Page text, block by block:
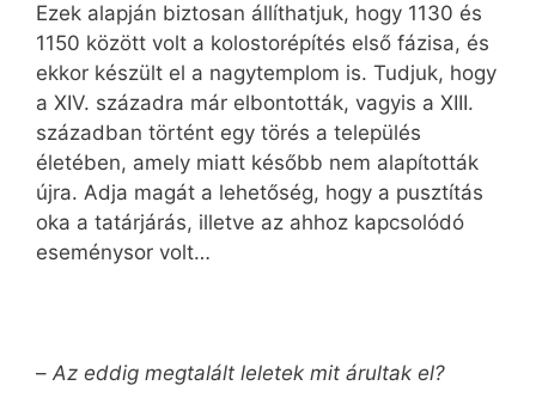
Ezek alapján biztosan állíthatjuk, hogy 1130 és
1150 között volt a kolostorépítés első fázisa, és
ekkor készült el a nagytemplom is. Tudjuk, hogy
a XIV. századra már elbontották, vagyis a XIII.
században történt egy törés a település
életében, amely miatt később nem alapították
újra. Adja magát a lehetőség, hogy a pusztítás
oka a tatárjárás, illetve az ahhoz kapcsolódó
eseménysor volt…
– Az eddig megtalált leletek mit árultak el?